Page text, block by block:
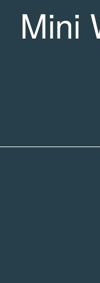
Mini